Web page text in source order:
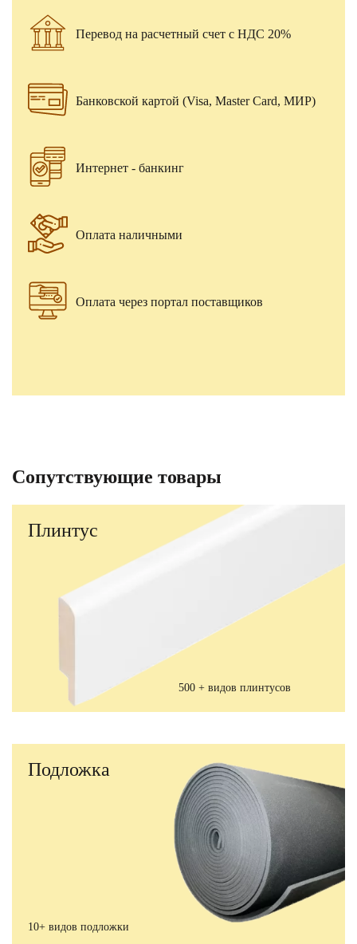
Перевод на расчетный счет с НДС 20%
Банковской картой (Visa, Master Card, МИР)
Интернет - банкинг
Оплата наличными
Оплата через портал поставщиков
Сопутствующие товары
Плинтус
500 + видов плинтусов
Подложка
10+ видов подложки